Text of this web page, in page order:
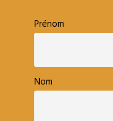
Prénom
Nom